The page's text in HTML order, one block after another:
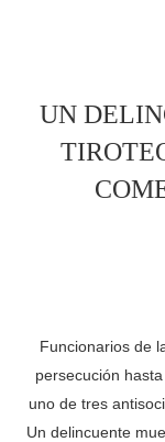
UN
Funcionarios de
persecución
uno de tres
Un delincuente